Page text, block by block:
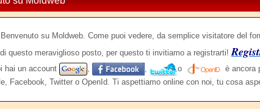
Benvenuto su Moldweb. Come puoi vedere, da semplice visitatore del
questo meraviglioso posto, per questo ti invitiamo a registrarti!
hai un account
, , o è ancora
Facebook, Twitter o OpenId. Ti aspettiamo online con noi, tu cosa